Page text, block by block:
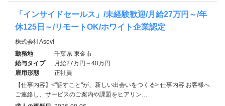
「インサイドセールス」/未経験歓迎/月給27万円～/年
休125日～/リモートOK/ホワイト企業認定
株式会社Asovi
勤務地
千葉県 東金市
給与タイプ
月給27万円～40万円
雇用形態
正社員
【仕事内容】<"話すこと"が、新しい出会いをつくる> 仕事内容 お客様へ
ご連絡し、サービスのご案内や課題をヒアリン…